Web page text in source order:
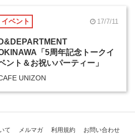
イベント 17/7/11
D&DEPARTMENT
「5周年記念トークイ
ント＆お祝いパーティー」
UNIZON
て メルマガ 利用規約 お問い合わせ